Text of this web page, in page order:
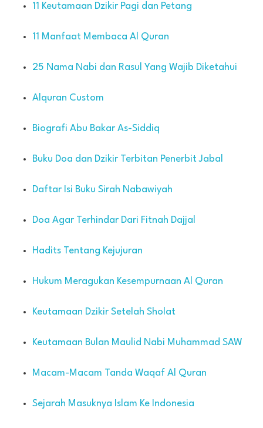
11 Keutamaan Dzikir Pagi dan Petang
11 Manfaat Membaca Al Quran
25 Nama Nabi dan Rasul Yang Wajib Diketahui
Alquran Custom
Biografi Abu Bakar As-Siddiq
Buku Doa dan Dzikir Terbitan Penerbit Jabal
Daftar Isi Buku Sirah Nabawiyah
Doa Agar Terhindar Dari Fitnah Dajjal
Hadits Tentang Kejujuran
Hukum Meragukan Kesempurnaan Al Quran
Keutamaan Dzikir Setelah Sholat
Keutamaan Bulan Maulid Nabi Muhammad SAW
Macam-Macam Tanda Waqaf Al Quran
Sejarah Masuknya Islam Ke Indonesia